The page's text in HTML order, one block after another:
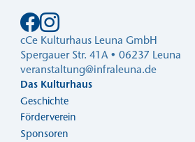
Das Kulturhaus
Geschichte
Förderverein
Sponsoren
cCe Kulturhaus Leuna GmbH
Spergauer Str. 41A • 06237 Leuna
veranstaltung@infraleuna.de